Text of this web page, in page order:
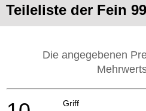
Teileliste der Fein
Die angegebenen
Griff